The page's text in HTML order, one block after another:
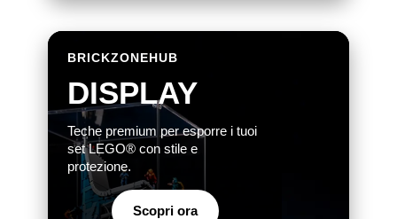
BRICKZONEHUB
DISPLAY
Teche premium per esporre i tuoi
set LEGO® con stile e
protezione.
Scopri ora